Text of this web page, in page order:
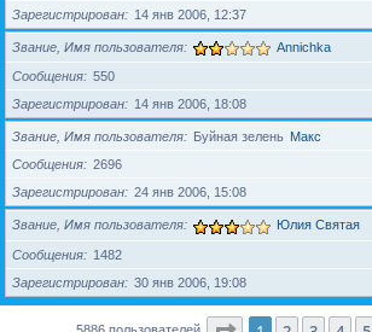
Зарегистрирован
14 янв 2006, 12:37
Звание, Имя пользователя Annichka
Сообщения
550
Зарегистрирован
14 янв 2006, 18:08
Звание, Имя пользователя Буйная зелень Макс
Сообщения
2696
Зарегистрирован
24 янв 2006, 15:08
Звание, Имя пользователя Юлия Святая
Сообщения
1482
Зарегистрирован
30 янв 2006, 19:08
5886 пользователей